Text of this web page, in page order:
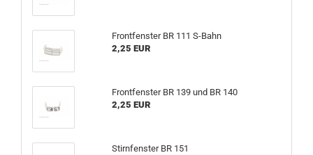
Frontfenster BR 111 S-Bahn
2,25 EUR
Frontfenster BR 139 und BR 140
2,25 EUR
Stirnfenster BR 151